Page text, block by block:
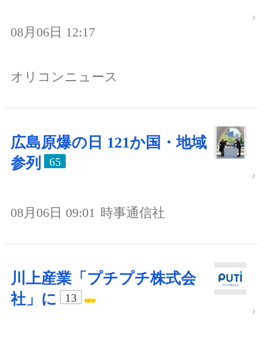
08月06日 12:17
オリコンニュース
広島原爆の日 121か国・地域
参列
65
08月06日 09:01 時事通信社
川上産業「プチプチ株式会
社」に
13